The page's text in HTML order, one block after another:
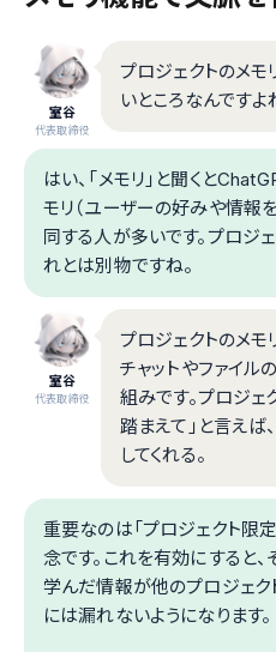
室谷
代表取締役
プロジェクトのメモ
いところなんですよ
はい、「メモリ」と聞くと
モリ（ユーザーの好みや情報
同する人が多いです。プロジ
れとは別物ですね。
室谷
代表取締役
プロジェクトのメモ
チャットやファイ
組みです。プロジェ
踏まえて」と言え
してくれる。
重要なのは「プロジェクト限
念です。これを有効にすると
学んだ情報が他のプロジェク
には漏れないようになります。